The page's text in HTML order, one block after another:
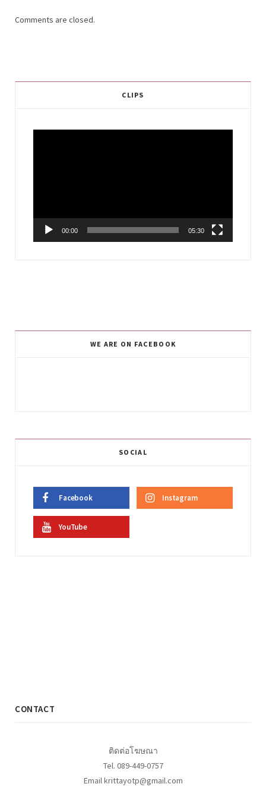
Comments are closed.
CLIPS
00:00 05:30
WE ARE ON FACEBOOK
SOCIAL
Facebook Instagram
YouTube
CONTACT
ติดต่อโฆษณา
Tel. 089-449-0757
Email krittayotp@gmail.com